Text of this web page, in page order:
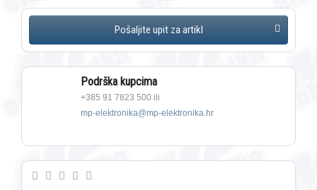
Podrška kupcima
+385 91 7823 500 ili
mp-elektronika@mp-elektronika.hr